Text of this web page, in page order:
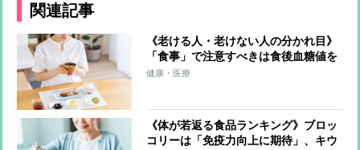
関連記事
《老ける人・老けない人の分かれ目》
「食事」で注意すべきは食後血糖値を
急上昇させる「高GI食品」 多くの食
健康・医療
《体が若返る食品ランキング》ブロッ
コリーは「免疫力向上に期待」、キウ